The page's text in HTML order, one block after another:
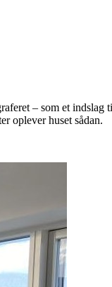
– som et
oplever huset sådan.